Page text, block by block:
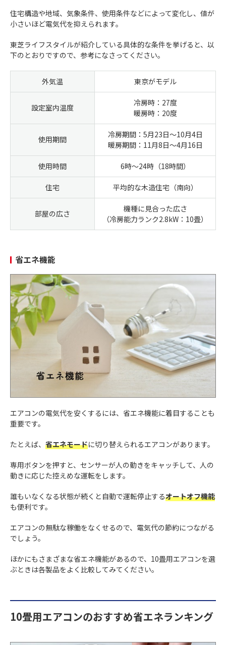
住宅構造や地域、気象条件、使用条件などによって変化し、値が
小さいほど電気代を抑えられます。
東芝ライフスタイルが紹介している具体的な条件を挙げると、以
下のとおりですので、参考になさってください。
外気温 東京がモデル
設定室内温度
冷房時：27度
暖房時：20度
使用期間
冷房期間：5月23日～10月4日
暖房期間：11月8日～4月16日
使用時間 6時～24時（18時間）
住宅 平均的な木造住宅（南向）
部屋の広さ
機種に見合った広さ
（冷房能力ランク2.8kW：10畳）
省エネ機能
エアコンの電気代を安くするには、省エネ機能に着目することも
重要です。
たとえば、 省エネモードに切り替えられるエアコンがあります。
専用ボタンを押すと、センサーが人の動きをキャッチして、人の
動きに応じた控えめな運転をします。
誰もいなくなる状態が続くと自動で運転停止するオートオフ機能
も便利です。
エアコンの無駄な稼働をなくせるので、電気代の節約につながる
でしょう。
ほかにもさまざまな省エネ機能があるので、10畳用エアコンを選
ぶときは各製品をよく比較してみてください。
10畳用エアコンのおすすめ省エネランキング